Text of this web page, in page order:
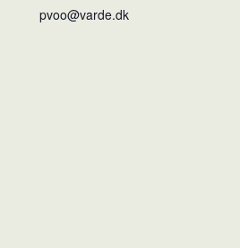
pvoo@varde.dk